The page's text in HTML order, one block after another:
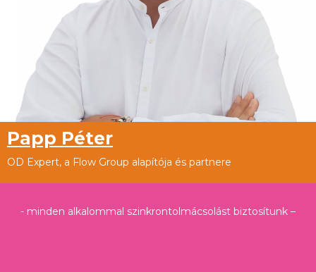
Papp Péter
OD Expert, a Flow Group alapítója és partnere
- minden alkalommal szinkrontolmácsolást biztosítunk –